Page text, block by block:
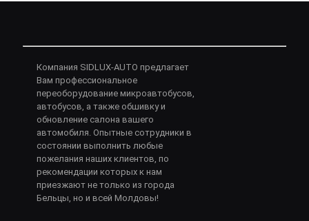
Компания SIDLUX-AUTO предлагает
Вам профессиональное
переоборудование микроавтобусов,
автобусов, а также обшивку и
обновление салона вашего
автомобиля. Опытные сотрудники в
состоянии выполнить любые
пожелания наших клиентов, по
рекомендации которых к нам
приезжают не только из города
Бельцы, но и всей Молдовы!